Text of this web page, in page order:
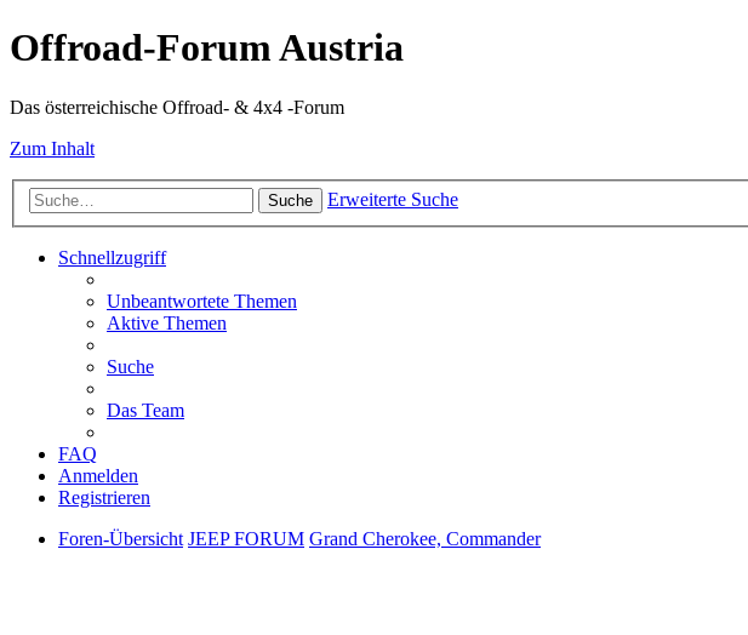
Offroad-Forum Austria
Das österreichische Offroad- & 4x4 -Forum
Zum Inhalt
Suche Erweiterte Suche
Schnellzugriff
Unbeantwortete Themen
Aktive Themen
Suche
Das Team
FAQ
Anmelden
Registrieren
Foren-Übersicht JEEP FORUM Grand Cherokee, Commander